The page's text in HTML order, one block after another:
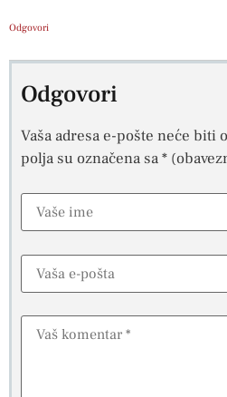
Odgovori
Odgovori
Vaša adresa e-pošte neće biti
polja su označena sa*